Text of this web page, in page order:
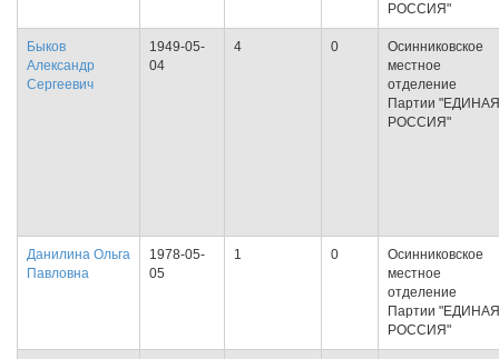
РОССИЯ"
Быков
Александр
Сергеевич
1949-05-
04
4 0
Осинниковское
местное
отделение
Партии "ЕДИНАЯ
РОССИЯ"
Данилина Ольга
Павловна
1978-05-
05
1 0
Осинниковское
местное
отделение
Партии "ЕДИНАЯ
РОССИЯ"